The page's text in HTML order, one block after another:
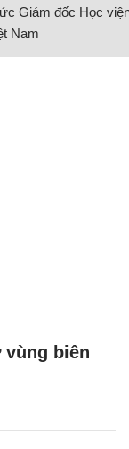
Giám đốc Học
Nam
vùng biên